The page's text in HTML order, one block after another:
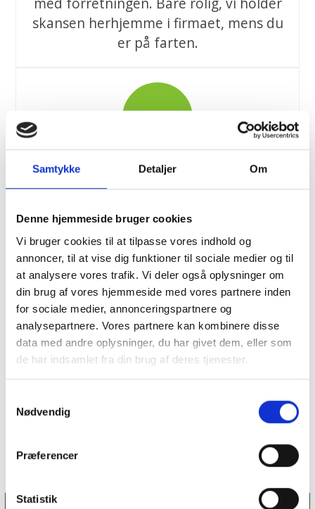
Samtykke Detaljer Om
Denne hjemmeside bruger cookies
Vi bruger cookies til at tilpasse vores indhold og
annoncer, til at vise dig funktioner til sociale medier og til
at analysere vores trafik. Vi deler også oplysninger om
din brug af vores hjemmeside med vores partnere inden
for sociale medier, annonceringspartnere og
analysepartnere. Vores partnere kan kombinere disse
data med andre oplysninger, du har givet dem, eller som
de har indsamlet fra din brug af deres tjenester.
Nødvendig
Præferencer
Statistik
skansen herhjemme i firmaet, mens du
er på farten.
Ren fleksibilitet
fantastisk fleksibilitet, hvor du selv er
med til at definere, hvor mange
ressourcer, der skal bruges på hvad.
Uanset i hvilket omfang du benytter